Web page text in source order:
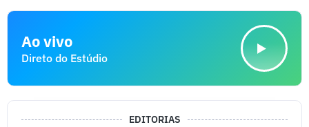
Ao vivo
Direto do Estúdio
EDITORIAS